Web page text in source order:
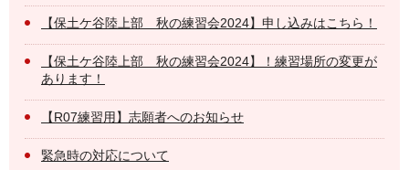
【保土ケ谷陸上部 秋の練習会2024】申し込みはこちら！
【保土ケ谷陸上部 秋の練習会2024】！練習場所の変更が
あります！
【R07練習用】志願者へのお知らせ
緊急時の対応について